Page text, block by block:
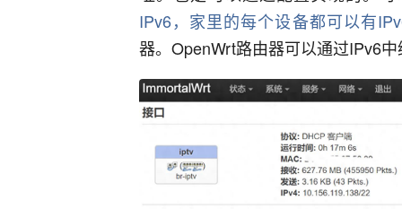
IPv6，家里的每个设备都可以有
器。OpenWrt路由器可以通过IPv6